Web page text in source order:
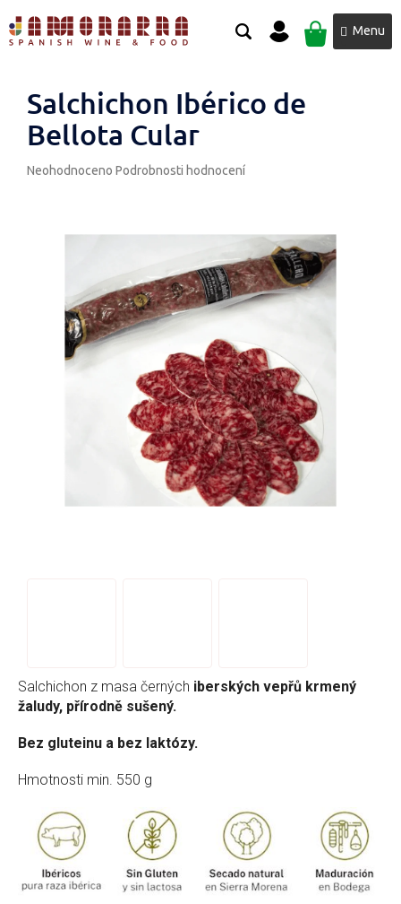
na
obsah
NÁKUPNÍ
KOŠÍK
Salchichon Ibérico de
Bellota Cular
Průměrné
hvězdiček.
Neohodnoceno Podrobnosti hodnocení
Salchichon z masa černých iberských vepřů krmený
žaludy, přírodně sušený.
Bez gluteinu a bez laktózy.
Hmotnosti min. 550 g